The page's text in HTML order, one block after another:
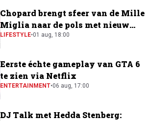
Chopard brengt sfeer van de Mille
Miglia naar de pols met nieuw
horloge
LIFESTYLE•01 aug, 18:00
Eerste échte gameplay van GTA 6
te zien via Netflix
ENTERTAINMENT•06 aug, 17:00
DJ Talk met Hedda Stenberg: